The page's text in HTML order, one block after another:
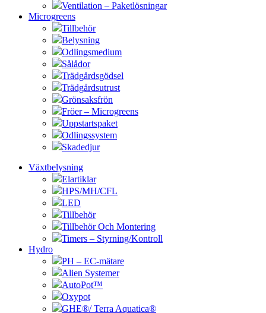
Ventilation – Paketlösningar
Microgreens
Tillbehör
Belysning
Odlingsmedium
Sålådor
Trädgårdsgödsel
Trädgårdsutrust
Grönsaksfrön
Fröer – Microgreens
Uppstartspaket
Odlingssystem
Skadedjur
Växtbelysning
Elartiklar
HPS/MH/CFL
LED
Tillbehör
Tillbehör Och Montering
Timers – Styrning/Kontroll
Hydro
PH – EC-mätare
Alien Systemer
AutoPot™
Oxypot
GHE®/ Terra Aquatica®